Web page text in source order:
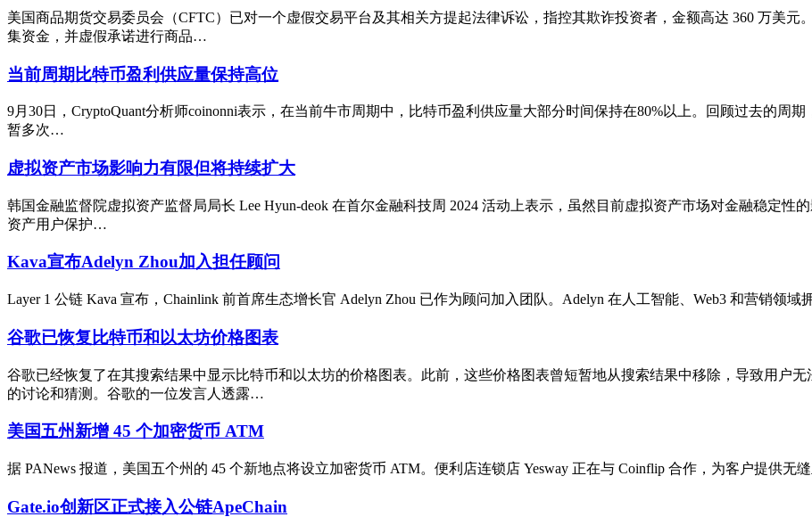
美国商品期货交易委员会（CFTC）已对一个虚假交易平台及其相关方提起法律诉讼，指控其欺诈投资者，金额高达 360 万美
集资金，并虚假承诺进行商品…
当前周期比特币盈利供应量保持高位
9月30日，CryptoQuant分析师coinonni表示，在当前牛市周期中，比特币盈利供应量大部分时间保持在80%以上。回顾过去的周
暂多次…
虚拟资产市场影响力有限但将持续扩大
韩国金融监督院虚拟资产监督局局长 Lee Hyun-deok 在首尔金融科技周 2024 活动上表示，虽然目前虚拟资产市场对金融稳定性
资产用户保护…
Kava宣布Adelyn Zhou加入担任顾问
Layer 1 公链 Kava 宣布，Chainlink 前首席生态增长官 Adelyn Zhou 已作为顾问加入团队。Adelyn 在人工智能、Web3 和营销领
谷歌已恢复比特币和以太坊价格图表
谷歌已经恢复了在其搜索结果中显示比特币和以太坊的价格图表。此前，这些价格图表曾短暂地从搜索结果中移除，导致用户
的讨论和猜测。谷歌的一位发言人透露…
美国五州新增 45 个加密货币 ATM
据 PANews 报道，美国五个州的 45 个新地点将设立加密货币 ATM。便利店连锁店 Yesway 正在与 Coinflip 合作，为客户提供
Gate.io创新区正式接入公链ApeChain